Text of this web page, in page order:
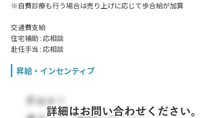
※自費診療も行う場合は売り上げに応じて歩合給が加算
交通費支給
住宅補助 : 応相談
赴任手当 : 応相談
昇給・インセンティブ